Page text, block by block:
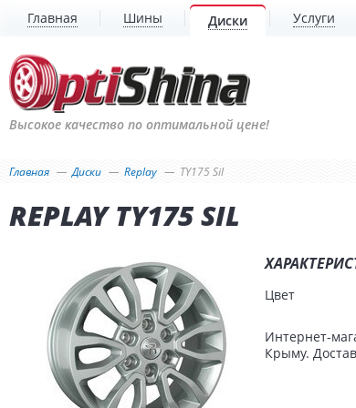
Главная Шины Диски Услуги
Высокое качество по оптимальной цене!
Главная Диски Replay TY175 Sil
REPLAY TY175 SIL
Цвет
Интернет-
Крыму.